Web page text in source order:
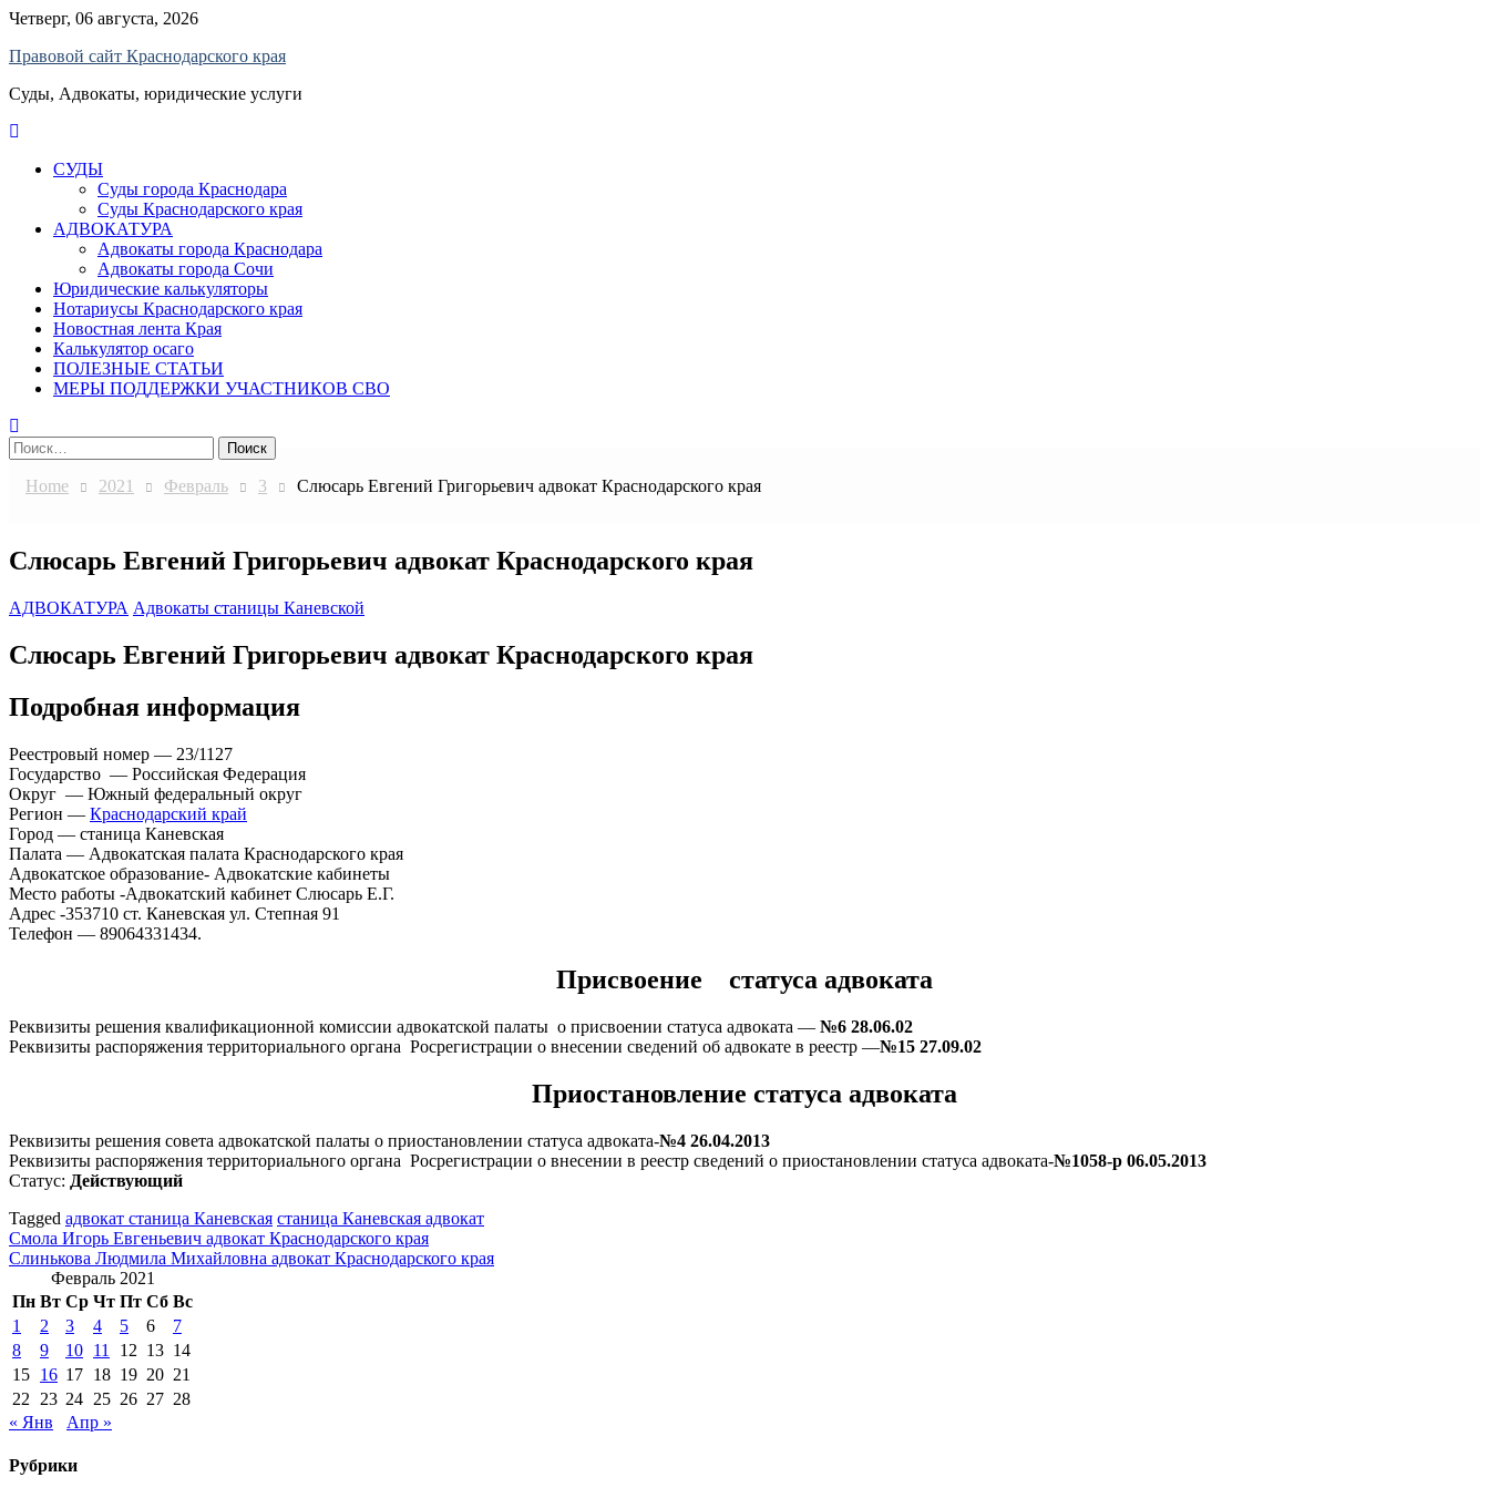
Skip
content
Четверг, 06 августа, 2026
Правовой сайт Краснодарского края
Суды, Адвокаты, юридические услуги
СУДЫ
Суды города Краснодара
Суды Краснодарского края
АДВОКАТУРА
Адвокаты города Краснодара
Адвокаты города Сочи
Юридические калькуляторы
Нотариусы Краснодарского края
Новостная лента Края
Калькулятор осаго
ПОЛЕЗНЫЕ СТАТЬИ
МЕРЫ ПОДДЕРЖКИ УЧАСТНИКОВ СВО
Найти:
Home 2021 Февраль 3 Слюсарь Евгений Григорьевич адвокат Краснодарского края
Слюсарь Евгений Григорьевич адвокат Краснодарского края
АДВОКАТУРА Адвокаты станицы Каневской
Слюсарь Евгений Григорьевич адвокат Краснодарского края
Подробная информация
Реестровый номер — 23/1127
Государство — Российская Федерация
Округ — Южный федеральный округ
Регион — Краснодарский край
Город — станица Каневская
Палата — Адвокатская палата Краснодарского края
Адвокатское образование- Адвокатские кабинеты
Место работы -Адвокатский кабинет Слюсарь Е.Г.
Адрес -353710 ст. Каневская ул. Степная 91
Телефон — 89064331434.
Присвоение статуса адвоката
Реквизиты решения квалификационной комиссии адвокатской палаты о присвоении статуса адвоката — №6 28.06.02
Реквизиты распоряжения территориального органа Росрегистрации о внесении сведений об адвокате в реестр —№15 27.09.02
Приостановление статуса адвоката
Реквизиты решения совета адвокатской палаты о приостановлении статуса адвоката-№4 26.04.2013
Реквизиты распоряжения территориального органа Росрегистрации о внесении в реестр сведений о приостановлении статуса адвоката-№1058-р 06.05.2013
Статус: Действующий
Tagged адвокат станица Каневская станица Каневская адвокат
Навигация
по
записям
Смола Игорь Евгеньевич адвокат Краснодарского края
Слинькова Людмила Михайловна адвокат Краснодарского края
Февраль 2021
Пн Вт Ср Чт Пт Сб Вс
1
2 3 4 5 6
7
8
9 10 11 12 13 14
15 16 17 18 19 20 21
22
23 24 25 26 27 28
« Янв
Апр »
Рубрики